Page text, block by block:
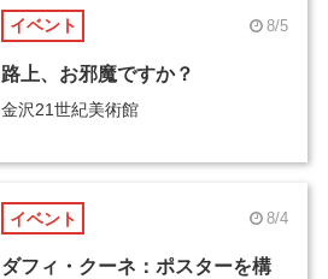
イベント 8/5
路上、お邪魔ですか？
金沢21世紀美術館
イベント 8/4
ダフィ・クーネ：ポスターを構